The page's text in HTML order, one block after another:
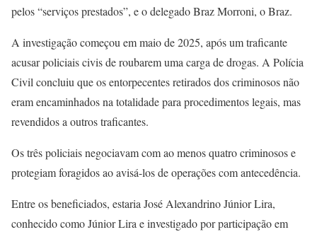
pelos “serviços prestados”, e o delegado Braz Morroni, o Braz.
A investigação começou em maio de 2025, após um traficante
acusar policiais civis de roubarem uma carga de drogas. A Polícia
Civil concluiu que os entorpecentes retirados dos criminosos não
eram encaminhados na totalidade para procedimentos legais, mas
revendidos a outros traficantes.
Os três policiais negociavam com ao menos quatro criminosos e
protegiam foragidos ao avisá-los de operações com antecedência.
Entre os beneficiados, estaria José Alexandrino Júnior Lira,
conhecido como Júnior Lira e investigado por participação em